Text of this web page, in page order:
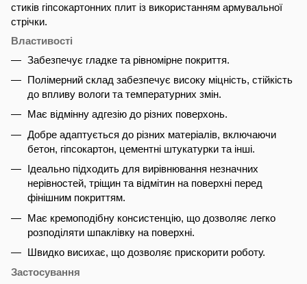
стиків гіпсокартонних плит із використанням армувальної
стрічки.
Властивості
Забезпечує гладке та рівномірне покриття.
Полімерний склад забезпечує високу міцність, стійкість
до впливу вологи та температурних змін.
Має відмінну адгезію до різних поверхонь.
Добре адаптується до різних матеріалів, включаючи
бетон, гіпсокартон, цементні штукатурки та інші.
Ідеально підходить для вирівнювання незначних
нерівностей, тріщин та відмітин на поверхні перед
фінішним покриттям.
Має кремоподібну консистенцію, що дозволяє легко
розподіляти шпаклівку на поверхні.
Швидко висихає, що дозволяє прискорити роботу.
Застосування